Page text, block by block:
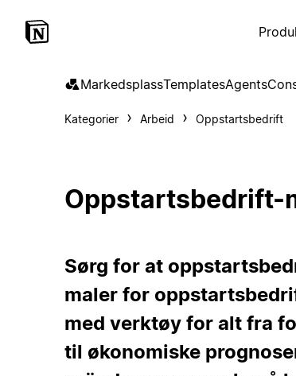
MarkedsplassTemplatesAgents
Kategorier Arbeid Oppstartsbedrift
Oppstartsbedrift-
Sørg for at
maler for
med verktøy for alt fra
til økonomiske